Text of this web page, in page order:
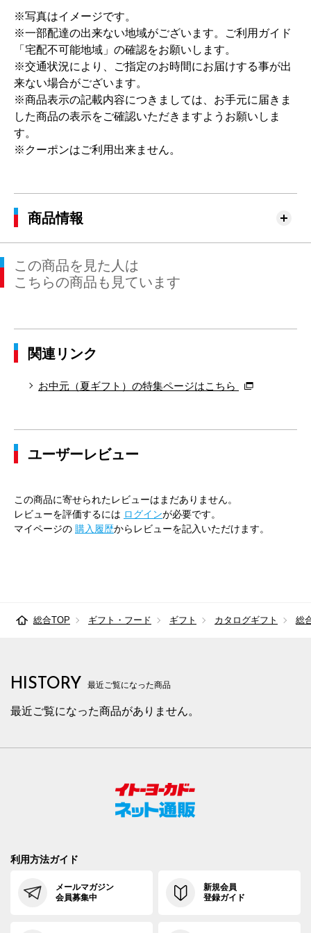
※写真はイメージです。
※一部配達の出来ない地域がございます。ご利用ガイド
「宅配不可能地域」の確認をお願いします。
※交通状況により、ご指定のお時間にお届けする事が出
来ない場合がございます。
※商品表示の記載内容につきましては、お手元に届きま
した商品の表示をご確認いただきますようお願いしま
す。
※クーポンはご利用出来ません。
商品情報
この商品を見た人は
こちらの商品も見ています
関連リンク
お中元（夏ギフト）の特集ページはこちら
ユーザーレビュー
この商品に寄せられたレビューはまだありません。
レビューを評価するには ログインが必要です。
マイページの 購入履歴からレビューを記入いただけます。
総合TOP ギフト・フード ギフト カタログギフト 総
HISTORY 最近ご覧になった商品
最近ご覧になった商品がありません。
利用方法ガイド
メールマガジン
会員募集中
新規会員
登録ガイド